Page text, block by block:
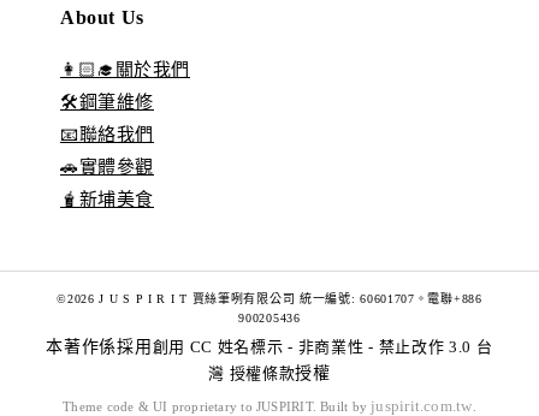
About Us
👩🏻‍🎓關於我們
🛠️鋼筆維修
📧聯絡我們
🚗實體參觀
🧋新埔美食
©2026 J U S P I R I T 賈絲筆咧有限公司 統一編號: 60601707。電聯+886
900205436
本著作係採用 創用 CC 姓名標示 - 非商業性 - 禁止改作 3.0 台
灣 授權條款授權
Theme code & UI proprietary to JUSPIRIT. Built by juspirit.com.tw